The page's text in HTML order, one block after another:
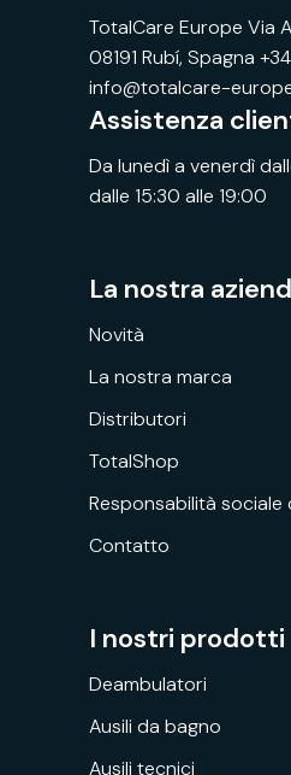
TotalCare Europe Via
08191 Rubí, Spagna
info@totalcare-
Assistenza
Da lunedì a venerdì
dalle 15:30 alle 19:00
La nostra
Novità
La nostra marca
Distributori
TotalShop
Responsabilità
Contatto
I nostri prodotti
Deambulatori
Ausili da bagno
Ausili tecnici